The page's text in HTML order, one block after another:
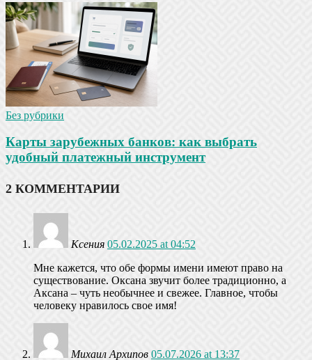
Без рубрики
Карты зарубежных банков: как выбрать
удобный платежный инструмент
2 КОММЕНТАРИИ
Ксения 05.02.2025 at 04:52
Мне кажется, что обе формы имени имеют право на
существование. Оксана звучит более традиционно, а
Аксана – чуть необычнее и свежее. Главное, чтобы
человеку нравилось свое имя!
Михаил Архипов 05.07.2026 at 13:37